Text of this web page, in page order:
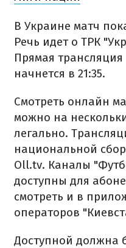
В Украине матч
Речь идет о ТРК
Прямая
начнется в 21:35.
Смотреть онлайн
можно на
легально.
национальной
Oll.tv. Каналы
доступны для
смотреть и в
операторов
Доступной должна